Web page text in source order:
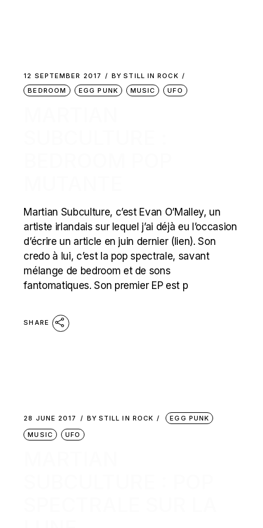
12 SEPTEMBER 2017 BY STILL IN ROCK
BEDROOM
EGG PUNK MUSIC UFO
Martian Subculture, c’est Evan O’Malley, un
artiste irlandais sur lequel j’ai déjà eu l’occasion
d’écrire un article en juin dernier (lien). Son
credo à lui, c’est la pop spectrale, savant
mélange de bedroom et de sons
fantomatiques. Son premier EP est p
SHARE
28 JUNE 2017 BY STILL IN ROCK
EGG PUNK
MUSIC
UFO